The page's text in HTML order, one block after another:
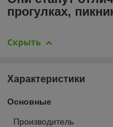
прогулках,
Скрыть
Характеристики
Основные
Производитель